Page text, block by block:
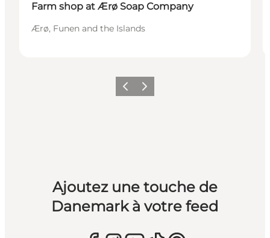
Farm shop at Ærø Soap Company
Ærø, Funen and the Islands
PrécédentSuivant
Ajoutez une touche de
Danemark à votre feed